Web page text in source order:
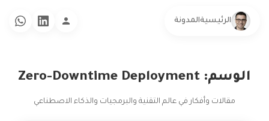
الرئيسيةالمدونة
الوسم: Zero-Downtime Deployment
مقالات وأفكار في عالم التقنية والبرمجيات والذكاء الاصطناعي